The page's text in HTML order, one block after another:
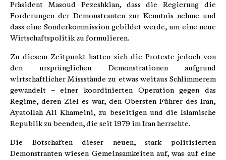
Präsident Masoud Pezeshkian, dass die Regierung die
Forderungen der Demonstranten zur Kenntnis nehme und
dass eine Sonderkommission gebildet werde, um eine neue
Wirtschaftspolitik zu formulieren.
Zu diesem Zeitpunkt hatten sich die Proteste jedoch von
den ursprünglichen Demonstrationen aufgrund
wirtschaftlicher Missstände zu etwas weitaus Schlimmerem
gewandelt – einer koordinierten Operation gegen das
Regime, deren Ziel es war, den Obersten Führer des Iran,
Ayatollah Ali Khameini, zu beseitigen und die Islamische
Republik zu beenden, die seit 1979 im Iran herrschte.
Die Botschaften dieser neuen, stark politisierten
Demonstranten wiesen Gemeinsamkeiten auf, was auf eine